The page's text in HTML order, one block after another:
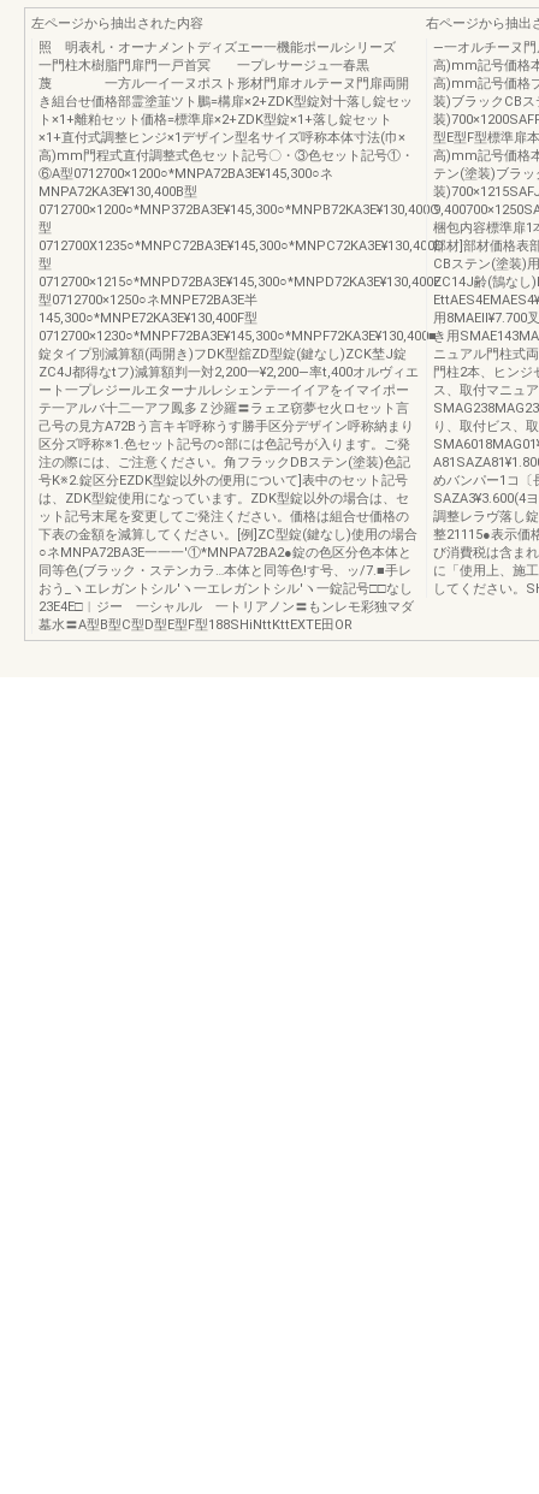
左ページから抽出された内容
照 明表札・オーナメントディズエー一機能ポールシリーズ
一門柱木樹脂門扉門一戸首冥 一プレサージュ一春黒
蔑 一方ル一イ一ヌポスト形材門扉オルテーヌ門扉両開
き組台せ価格部霊塗韮ツト鵬=構扉×2+ZDK型錠対十落し錠セッ
ト×1+離粕セット価格=標準扉×2+ZDK型錠×1+落し錠セット
×1+直付式調整ヒンジ×1デザイン型名サイズ呼称本体寸法(巾×
高)mm門程式直付調整式色セット記号〇・③色セット記号①・
⑥A型0712700×1200○*MNPA72BA3E¥145,300○ネ
MNPA72KA3E¥130,400B型
0712700×1200○*MNP372BA3E¥145,300○*MNPB72KA3E¥130,400C
型
0712700X1235○*MNPC72BA3E¥145,300○*MNPC72KA3E¥130,400D
型
0712700×1215○*MNPD72BA3E¥145,300○*MNPD72KA3E¥130,400E
型0712700×1250○ネMNPE72BA3E半
145,300○*MNPE72KA3E¥130,400F型
0712700×1230○*MNPF72BA3E¥145,300○*MNPF72KA3E¥130,400■
錠タイプ別減算額(両開き)フDK型舘ZD型錠(鍵なし)ZCK埜J錠
ZC4J都得なtフ)減算額判一対2,200一¥2,200―率t,400オルヴィエ
ート一プレジールエターナルレシェンテ一イイアをイマイポー
テ一アルバ十二一アフ鳳多Ｚ沙羅〓ラェヱ窃夢セ火ロセット言
己号の見方A72Bう言キギ呼称うす勝手区分デザイン呼称納まり
区分ズ呼称※1.色セット記号の○部には色記号が入ります。ご発
注の際には、ご注意ください。角フラックDBステン(塗装)色記
号K※2.錠区分EZDK型錠以外の便用について]表中のセット記号
は、ZDK型錠使用になっています。ZDK型錠以外の場合は、セ
ット記号末尾を変更してご発注ください。価格は組合せ価格の
下表の金額を減算してください。[例]ZC型錠(鍵なし)使用の場合
○ネMNPA72BA3E一一一'①*MNPA72BA2●錠の色区分色本体と
同等色(ブラック・ステンカラ…本体と同等色!す号、ッ/7.■手レ
おう_ヽエレガントシル′ヽ一エレガントシル′ヽ一錠記号□□なし
23E4E□︱ジー 一シャルル 一トリアノン〓もンレモ彩独マダ
墓水〓A型B型C型D型E型F型188SHiNttKttEXTE田OR
右ページから抽出
―一オルチーヌ門
高)mm記号価格
高)mm記号価格
装)ブラックCBス
装
型E型F型標準扉
高)mm記号価格
テン(塗装)ブラ
装
梱包内容標準扉1
部材]部材価格表
CBステン(塗装)
ZC14J齢(鵠なし
用8MAEll¥7.700
き用
ニュアル門柱式
門柱2本、ヒンジ
ス、取付マニュ
り、取付ビス、
めバンパー1コ〔
SAZA3¥3.600(4
調整レラヴ落し
整21115●表示価
び消費税は含ま
に「使用上、施
してください。